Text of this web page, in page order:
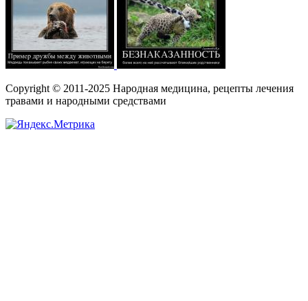
Copyright © 2011-2025 Народная медицина, рецепты лечения
травами и народными средствами